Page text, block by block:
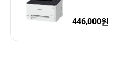
446,000원